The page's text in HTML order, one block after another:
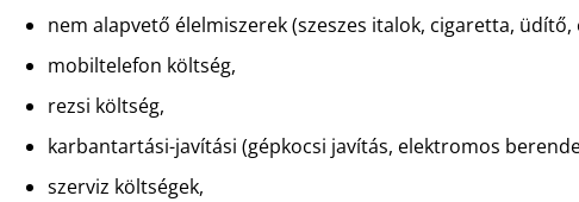
nem alapvető élelmiszerek (szeszes italok, cigaretta,
mobiltelefon költség,
rezsi költség,
karbantartási-javítási (gépkocsi javítás, elektromos
szerviz költségek,